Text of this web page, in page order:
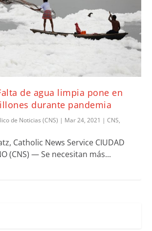
de agua limpia pone en
durante pandemia
de Noticias (CNS) | Mar 24, 2021 |CNS,
Catholic News Service CIUDAD
(CNS) — Se necesitan más...